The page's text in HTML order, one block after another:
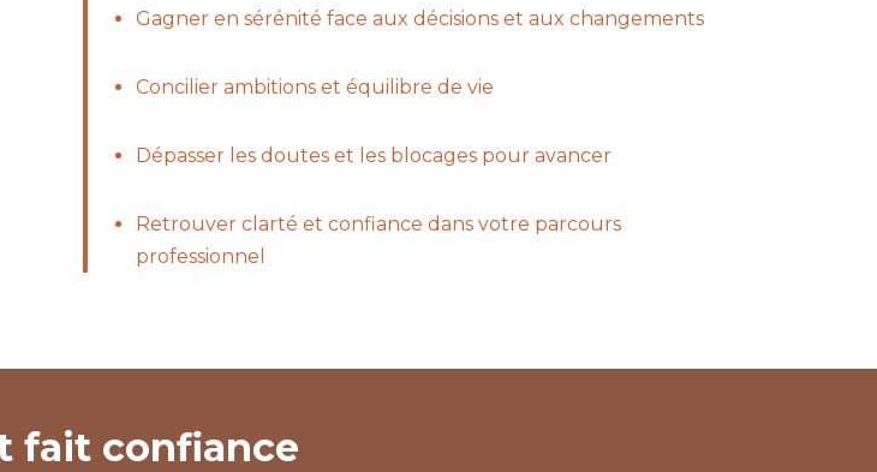
Gagner en sérénité face aux décisions et aux changements
Concilier ambitions et équilibre de vie
Dépasser les doutes et les blocages pour avancer
Retrouver clarté et confiance dans votre parcours
professionnel
fait confiance